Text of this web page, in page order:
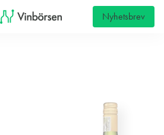
Nyhetsbrev